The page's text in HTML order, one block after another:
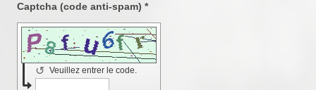
Captcha (code anti-spam) *
Veuillez entrer le code.
↺